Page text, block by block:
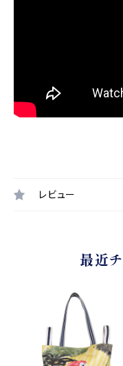
レビュー
最近